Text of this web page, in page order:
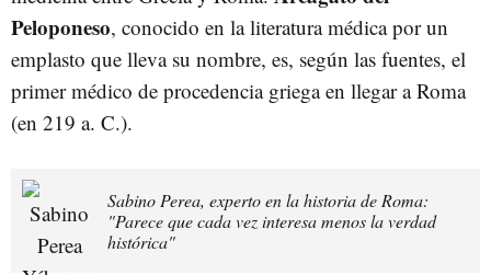
Peloponeso, conocido en la literatura médica por un
emplasto que lleva su nombre, es, según las fuentes, el
primer médico de procedencia griega en llegar a Roma
(en 219 a. C.).
Sabino Perea, experto en la historia de Roma:
"Parece que cada vez interesa menos la verdad
histórica"